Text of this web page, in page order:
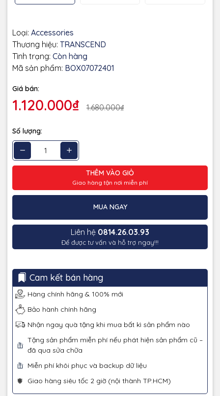
Loại: Accessories
Thương hiệu: TRANSCEND
Tình trạng: Còn hàng
Mã sản phẩm: BOX07072401
Giá bán:
1.120.000₫ 1.680.000₫
Số lượng:
THÊM VÀO GIỎ
Giao hàng tận nơi miễn phí
MUA NGAY
Liên hệ 0814.26.03.93
Để được tư vấn và hỗ trợ ngay!!!
Cam kết bán hàng
Hàng chính hãng & 100% mới
Bảo hành chính hãng
Nhận ngay quà tặng khi mua bất kì sản phẩm nào
Tặng sản phẩm miễn phí nếu phát hiện sản phẩm cũ –
đã qua sửa chữa
Miễn phí khôi phục và backup dữ liệu
Giao hàng siêu tốc 2 giờ (nội thành TP.HCM)